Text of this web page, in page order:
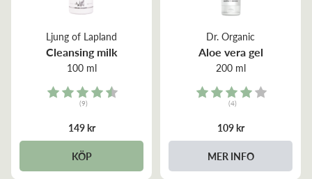
Ljung of Lapland
Cleansing milk
100 ml
Rating:
(9)
149 kr
KÖP
Dr. Organic
Aloe vera gel
200 ml
Rating:
(4)
109 kr
MER INFO